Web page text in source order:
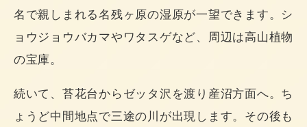
名で親しまれる名残ヶ原の湿原が一望できます。シ
ョウジョウバカマやワタスゲなど、周辺は高山植物
の宝庫。
続いて、苔花台からゼッタ沢を渡り産沼方面へ。ち
ょうど中間地点で三途の川が出現します。その後も